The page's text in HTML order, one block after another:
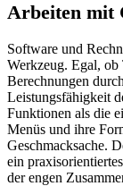
Arbeiten mit
Software und
Werkzeug. Egal, ob
Berechnungen
Leistungsfähigkeit
Funktionen als die
Menüs und ihre
Geschmacksache.
ein
der engen